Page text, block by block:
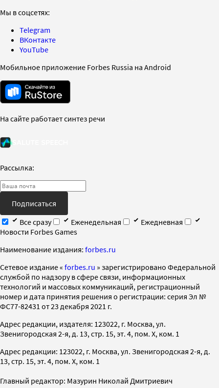
Мы в соцсетях:
Telegram
ВКонтакте
YouTube
Мобильное приложение Forbes Russia на Android
На сайте работает синтез речи
Рассылка:
Подписаться
Все сразу
Еженедельная
Ежедневная
Новости Forbes Games
Наименование издания: forbes.ru
Cетевое издание « forbes.ru » зарегистрировано Федеральной
службой по надзору в сфере связи, информационных
технологий и массовых коммуникаций, регистрационный
номер и дата принятия решения о регистрации: серия Эл №
ФС77-82431 от 23 декабря 2021 г.
Адрес редакции, издателя: 123022, г. Москва, ул.
Звенигородская 2-я, д. 13, стр. 15, эт. 4, пом. X, ком. 1
Адрес редакции: 123022, г. Москва, ул. Звенигородская 2-я, д.
13, стр. 15, эт. 4, пом. X, ком. 1
Главный редактор: Мазурин Николай Дмитриевич